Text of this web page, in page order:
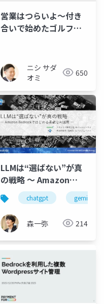
営業はつらいよ〜付き
合いで始めたゴルフを
ニシ サダ
オミ
650
agentcore とは
LLMは“選ばない”が真
の戦略 〜 Amazon
Bedrockではじめる柔
軟なAI活用 〜
chatgpt gemini
森一弥 214